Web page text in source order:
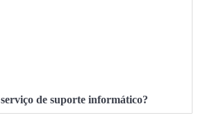
de suporte informático?